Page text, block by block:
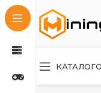
КАТАЛОГ